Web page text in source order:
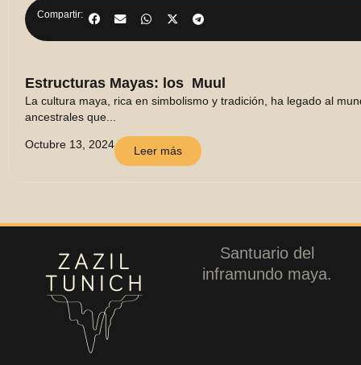
Compartir:
Estructuras Mayas: los Muul
La cultura maya, rica en simbolismo y tradición, ha legado al
ancestrales que...
Octubre 13, 2024 Leer más
Santuario del
inframundo maya.